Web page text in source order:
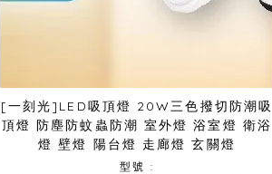
[一刻光]LED吸頂燈 20W三色撥切防潮吸
頂燈 防塵防蚊蟲防潮 室外燈 浴室燈 衛浴
燈 壁燈 陽台燈 走廊燈 玄關燈
型號 :